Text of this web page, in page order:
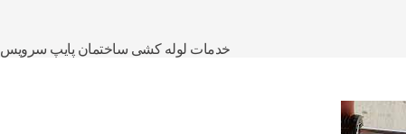
خدمات لوله کشی ساختمان پایپ سرویس